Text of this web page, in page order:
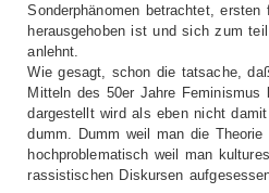
Sonderphänomen betrachtet,
herausgehoben ist und sich zum
anlehnt.
Wie gesagt, schon die tatsache,
Mitteln des 50er Jahre
dargestellt wird als eben nicht
dumm. Dumm weil man die
hochproblematisch weil man
rassistischen Diskursen